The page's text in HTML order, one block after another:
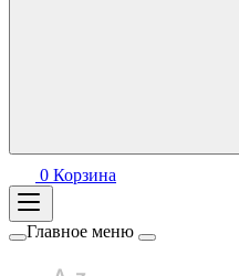
0 Корзина
Главное меню